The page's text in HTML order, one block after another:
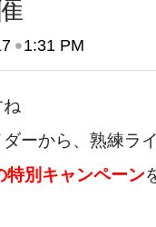
•1:31 PM
ーから、熟練ラ
別キャンペーン